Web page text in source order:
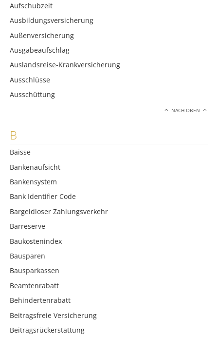
Aufschubzeit
Ausbildungsversicherung
Außenversicherung
Ausgabeaufschlag
Auslandsreise-Krankversicherung
Ausschlüsse
Ausschüttung
NACH OBEN
B
Baisse
Bankenaufsicht
Bankensystem
Bank Identifier Code
Bargeldloser Zahlungsverkehr
Barreserve
Baukostenindex
Bausparen
Bausparkassen
Beamtenrabatt
Behindertenrabatt
Beitragsfreie Versicherung
Beitragsrückerstattung